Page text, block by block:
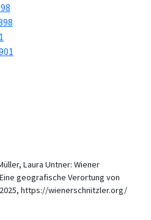
Laura Untner: Wiener
geografische Verortung von
https://wienerschnitzler.org/